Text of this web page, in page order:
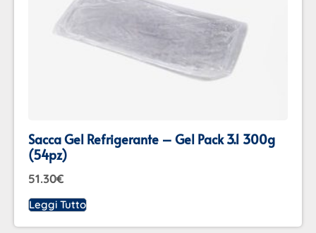
Sacca Gel Refrigerante – Gel Pack 3.1 300g
(54pz)
51.30€
Leggi Tutto